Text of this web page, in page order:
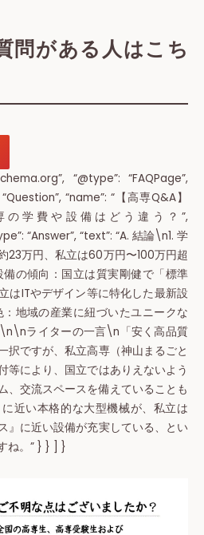
問がある人はこち
“@type”: “FAQPage”,
“name”: “【高専Q&A】
学費や設備はどう違う？”,
“Answer”, “text”: “A. 結論\n1. 学
23万円、私立は60万円〜100万円超
の傾向：国立は質実剛健で「標準
はITやデザイン等に特化した最新設
地域の産業に紐づいたユニークな
ライターの一言\n「安く高品質
択ですが、私立高専（神山まるごと
等により、国立ではありえないよう
、交流スペースを備えていることも
近い本格的な大型機械が、私立は
』に近い設備が充実している、とい
ね。” } } ] }